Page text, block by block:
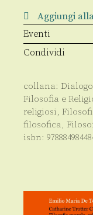
e
intercultura
quantità
Aggiungi
Eventi
Condividi
collana:
Filosofia e
religiosi,
filosofica,
isbn: